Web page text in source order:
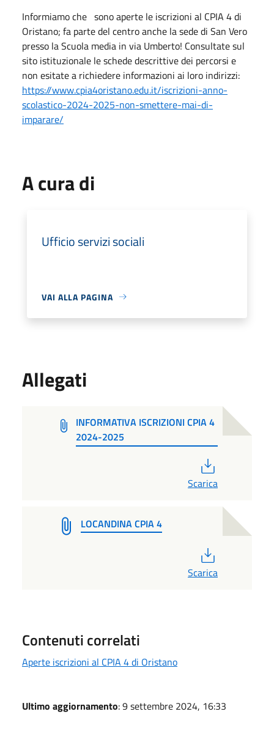
Informiamo che sono aperte le iscrizioni al CPIA 4 di
Oristano; fa parte del centro anche la sede di San Vero
presso la Scuola media in via Umberto! Consultate sul
sito istituzionale le schede descrittive dei percorsi e
non esitate a richiedere informazioni ai loro indirizzi:
https://www.cpia4oristano.edu.it/iscrizioni-anno-
scolastico-2024-2025-non-smettere-mai-di-
imparare/
A cura di
Ufficio servizi sociali
VAI ALLA PAGINA
Allegati
INFORMATIVA ISCRIZIONI CPIA 4
2024-2025
Scarica
LOCANDINA CPIA 4
Scarica
Contenuti correlati
Aperte iscrizioni al CPIA 4 di Oristano
Ultimo aggiornamento: 9 settembre 2024, 16:33